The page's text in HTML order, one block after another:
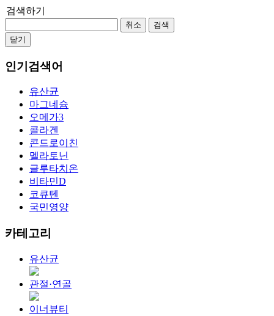
검색하기
취소
검색
닫기
인기검색어
유산균
마그네슘
오메가3
콜라겐
콘드로이친
멜라토닌
글루타치온
비타민D
코큐텐
국민영양
카테고리
유산균
관절·연골
이너뷰티